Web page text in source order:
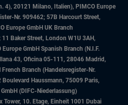
4), 20121 Milano, Italien), PIMCO Europe
Nr. 909462; 57B Harcourt Street,
Europe GmbH UK Branch
Baker Street, London W1U 3AH,
GmbH Spanish Branch (N.I.F.
43, Oficina 05-111, 28046 Madrid,
Branch (Handelsregister-Nr.
Haussmann, 75009 Paris,
(DIFC-Niederlassung)
Tower, 10. Etage, Einheit 1001 Dubai